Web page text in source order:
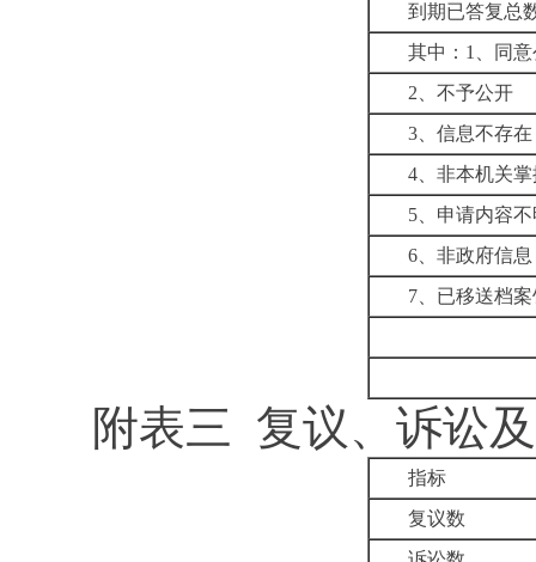
到期已答复总
其中：1、同
2、不予公开
3、信息不存在
4、非本机关掌
5、申请内容
6、非政府信息
7、已移送档
附表三 复议、诉讼
指标
复议数